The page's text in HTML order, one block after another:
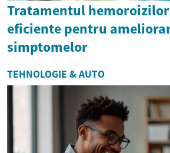
Tratamentul
eficiente pentru
simptomelor
TEHNOLOGIE & AUTO